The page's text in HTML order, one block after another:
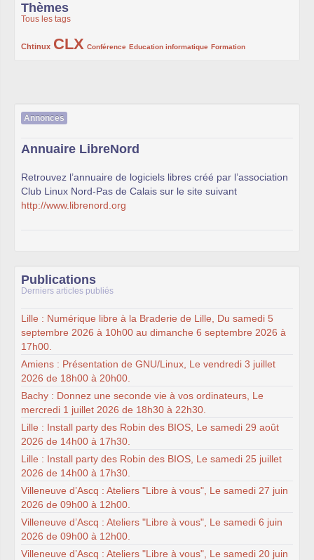
Thèmes
Tous les tags
Chtinux
222/1002CLX
1002/1002 Conférence
132/1002 Education informatique
119/1002 Formation
168/1002
Annonces
Annuaire LibreNord
Retrouvez l’annuaire de logiciels libres créé par l’association
Club Linux Nord-Pas de Calais sur le site suivant
http://www.librenord.org
Publications
Derniers articles publiés
Lille : Numérique libre à la Braderie de Lille, Du samedi 5
septembre 2026 à 10h00 au dimanche 6 septembre 2026 à
17h00.
Amiens : Présentation de GNU/Linux, Le vendredi 3 juillet
2026 de 18h00 à 20h00.
Bachy : Donnez une seconde vie à vos ordinateurs, Le
mercredi 1 juillet 2026 de 18h30 à 22h30.
Lille : Install party des Robin des BIOS, Le samedi 29 août
2026 de 14h00 à 17h30.
Lille : Install party des Robin des BIOS, Le samedi 25 juillet
2026 de 14h00 à 17h30.
Villeneuve d’Ascq : Ateliers "Libre à vous", Le samedi 27 juin
2026 de 09h00 à 12h00.
Villeneuve d’Ascq : Ateliers "Libre à vous", Le samedi 6 juin
2026 de 09h00 à 12h00.
Villeneuve d’Ascq : Ateliers "Libre à vous", Le samedi 20 juin